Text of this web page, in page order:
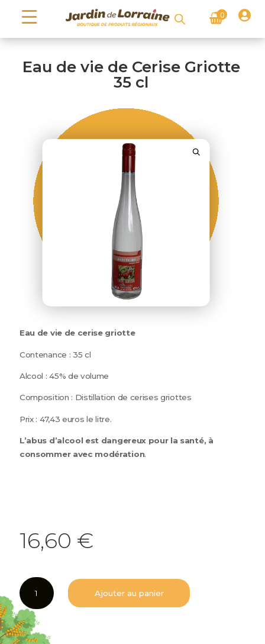

0
Eau de vie de Cerise Griotte
35 cl
Eau de vie de cerise griotte
Contenance : 35 cl
Alcool : 45% de volume
Composition : Distillation de cerises griottes
Prix : 47,43 euros le litre.
L’abus d’alcool est dangereux pour la santé, à
consommer avec modération.
16,60 €
quantité
de
Eau
de
vie
Ajouter au panier